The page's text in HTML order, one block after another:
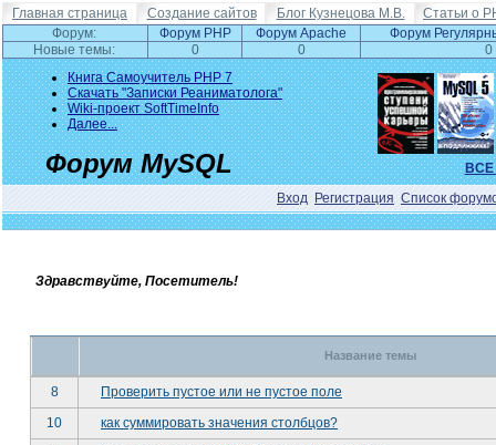
Главная страница Создание сайтов Блог Кузнецова М.В.
Статьи о
Форум:
Форум PHP Форум Apache
Форум
Новые темы:
0 0
0
Книга Самоучитель PHP 7
Скачать "Записки Реаниматолога"
Wiki-проект SoftTimeInfo
Далее...
ВСЕ
Форум MySQL
Вход Регистрация Список
Здравствуйте, Посетитель!
Название темы
8
Проверить пустое или не пустое поле
10
как суммировать значения столбцов?